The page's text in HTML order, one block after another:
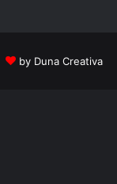
by Duna Creativa